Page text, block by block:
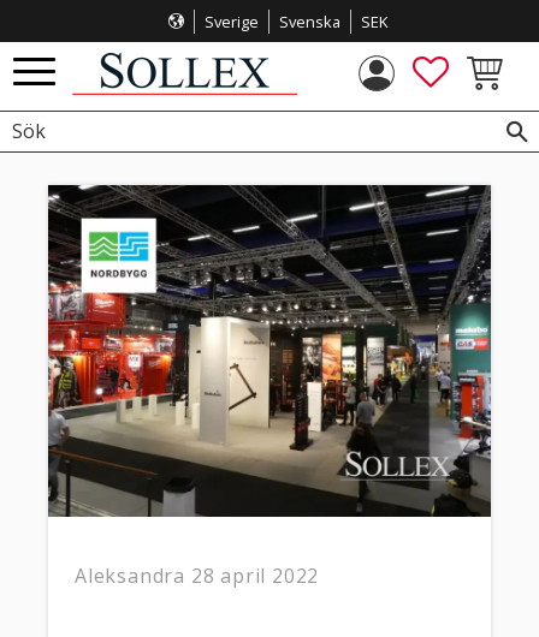
Meny
Sverige Svenska SEK
FAVORITER
Aleksandra 28 april 2022